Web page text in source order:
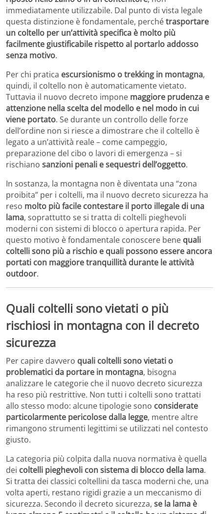
immediatamente utilizzabile. Dal punto di vista legale
questa distinzione è fondamentale, perchétrasportare
un coltello per un’attività specifica è molto più
facilmente giustificabile rispetto al portarlo addosso
senza motivo.
Per chi pratica escursionismo o trekking in montagna,
quindi, il coltello non è automaticamente vietato.
Tuttavia il nuovo decreto impone maggiore prudenza e
attenzione nella scelta del modello e nel modo in cui
viene portato. Se durante un controllo delle forze
dell’ordine non si riesce a dimostrare che il coltello è
legato a un’attività reale – come campeggio,
preparazione del cibo o lavori di emergenza – si
rischiano sanzioni penali e sequestri dell’oggetto.
In sostanza, la montagna non è diventata una “zona
proibita” per i coltelli, ma il nuovo decreto sicurezza ha
reso molto più facile contestare il porto illegale di una
lama, soprattutto se si tratta di coltelli pieghevoli
moderni con sistemi di blocco o apertura rapida. Per
questo motivo è fondamentale conoscere bene quali
coltelli sono più a rischio e quali possono essere ancora
portati con maggiore tranquillità durante le attività
outdoor.
Quali coltelli sono vietati o più
rischiosi in montagna con il decreto
sicurezza
Per capire davvero quali coltelli sono vietati o
problematici da portare in montagna, bisogna
analizzare le categorie che il nuovo decreto sicurezza
ha reso più restrittive. Non tutti i coltelli sono trattati
allo stesso modo: alcune tipologie sono considerate
particolarmente pericolose dalla legge, mentre altre
rimangono strumenti legittimi se utilizzati nel contesto
giusto.
La categoria più colpita dalla nuova normativa è quella
dei coltelli pieghevoli con sistema di blocco della lama.
Si tratta dei classici coltellini da tasca moderni che, una
volta aperti, restano rigidi grazie a un meccanismo di
sicurezza. Secondo il decreto sicurezza, se la lama è